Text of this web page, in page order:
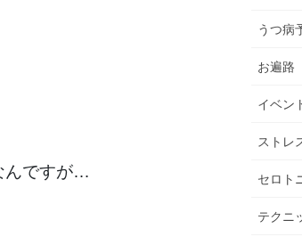
んですが…
うつ病
お遍路
イベン
ストレ
セロト
テクニ